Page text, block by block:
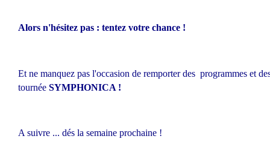
Alors n'hésitez pas : tentez votre chance !
Et ne manquez pas l'occasion de remporter des programmes et
tournée SYMPHONICA !
A suivre ... dés la semaine prochaine !